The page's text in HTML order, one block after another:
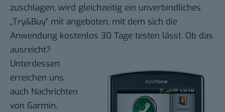
zuschlagen, wird gleichzeitig ein unverbindliches
„Try&Buy“ mit angeboten, mit dem sich die
Anwendung kostenlos 30 Tage testen lässt. Ob das
ausreicht?
Unterdessen
erreichen uns
auch Nachrichten
von Garmin.